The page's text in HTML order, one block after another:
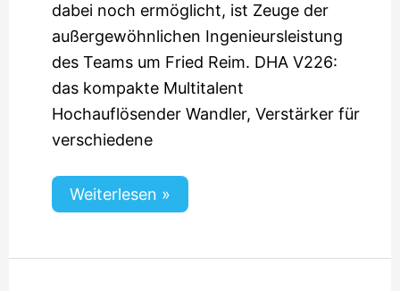
dabei noch ermöglicht, ist Zeuge der
außergewöhnlichen Ingenieursleistung
des Teams um Fried Reim. DHA V226:
das kompakte Multitalent
Hochauflösender Wandler, Verstärker für
verschiedene
Weiterlesen »